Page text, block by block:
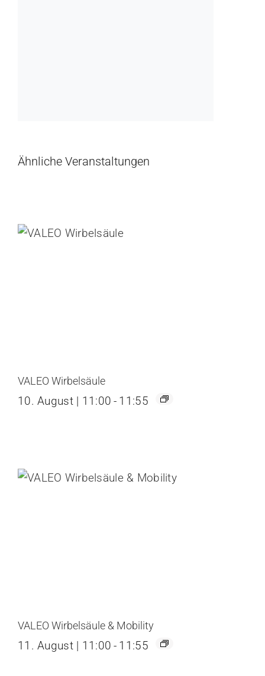
Ähnliche Veranstaltungen
VALEO Wirbelsäule
10. August | 11:00 - 11:55
VALEO Wirbelsäule & Mobility
11. August | 11:00 - 11:55